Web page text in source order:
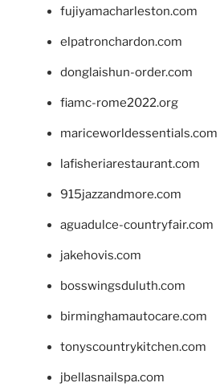
fujiyamacharleston.com
elpatronchardon.com
donglaishun-order.com
fiamc-rome2022.org
mariceworldessentials.com
lafisheriarestaurant.com
915jazzandmore.com
aguadulce-countryfair.com
jakehovis.com
bosswingsduluth.com
birminghamautocare.com
tonyscountrykitchen.com
jbellasnailspa.com